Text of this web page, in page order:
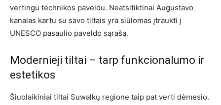
vertingu technikos paveldu. Neatsitiktinai Augustavo
kanalas kartu su savo tiltais yra siūlomas įtraukti į
UNESCO pasaulio paveldo sąrašą.
Modernieji tiltai – tarp funkcionalumo ir
estetikos
Šiuolaikiniai tiltai Suwalkų regione taip pat verti dėmesio.